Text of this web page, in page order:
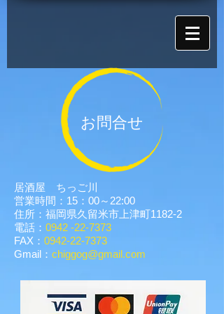
お問合せ
居酒屋 ちっご川
営業時間：15：00～22:00
住所： 福岡県久留米市上津町1182-2
電話： 0942 -22-7373
FAX： 0942-22-7373
Gmail： chiggog@gmail.com